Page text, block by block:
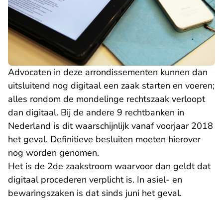
Advocaten in deze arrondissementen kunnen dan
uitsluitend nog digitaal een zaak starten en voeren;
alles rondom de mondelinge rechtszaak verloopt
dan digitaal. Bij de andere 9 rechtbanken in
Nederland is dit waarschijnlijk vanaf voorjaar 2018
het geval. Definitieve besluiten moeten hierover
nog worden genomen.
Het is de 2de zaakstroom waarvoor dan geldt dat
digitaal procederen verplicht is. In asiel- en
bewaringszaken is dat sinds juni het geval.